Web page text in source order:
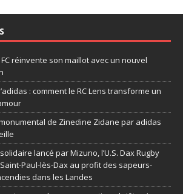
réinvente son maillot avec un nouvel
: comment le RC Lens transforme un
de Zinedine Zidane par adidas
lancé par Mizuno, l’U.S. Dax Rugby
Paul-lès-Dax au profit des sapeurs-
dans les Landes